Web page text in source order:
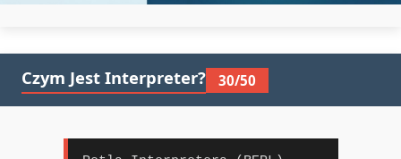
Czym Jest Interpreter? 30/50